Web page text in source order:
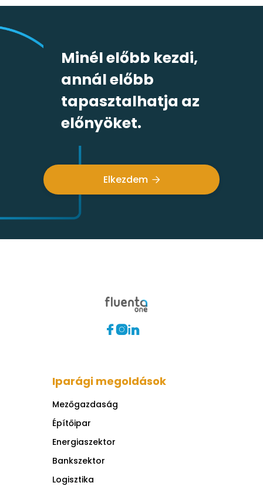
formálja át az automatizáció a
Minél előbb kezdi,
annál előbb
tapasztalhatja az
előnyöket.
Elkezdem 

Iparági megoldások
Mezőgazdaság
Építőipar
Energiaszektor
Bankszektor
Logisztika